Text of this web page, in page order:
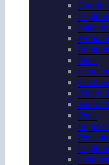
Estado
Arma
Pena
cálculo
Teoría
Pena
Pena